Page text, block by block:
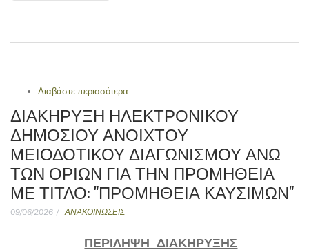
Διαβάστε περισσότερα
ΔΙΑΚΗΡΥΞΗ ΗΛΕΚΤΡΟΝΙΚΟΎ
ΔΗΜΌΣΙΟΥ ΑΝΟΙΧΤΟΎ
ΜΕΙΟΔΟΤΙΚΟΎ ΔΙΑΓΩΝΙΣΜΟΎ ΆΝΩ
ΤΩΝ ΟΡΊΩΝ ΓΙΑ ΤΗΝ ΠΡΟΜΉΘΕΙΑ
ΜΕ ΤΊΤΛΟ: "ΠΡΟΜΗΘΕΙΑ ΚΑΥΣΙΜΩΝ"
09/06/2026 ΑΝΑΚΟΙΝΩΣΕΙΣ
ΠΕΡΙΛΗΨΗ ΔΙΑΚΗΡΥΞΗΣ